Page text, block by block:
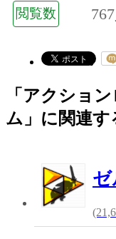
閲覧数
「アクショ
ム」に関連
ゼ